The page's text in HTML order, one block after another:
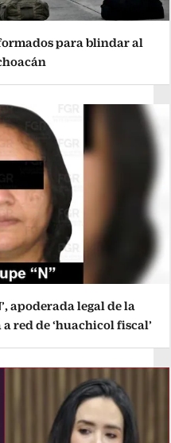
para blindar al
apoderada legal de la
red de ‘huachicol fiscal’